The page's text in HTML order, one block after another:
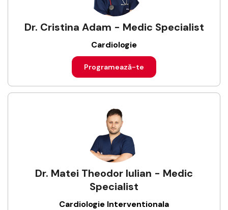
Dr. Cristina Adam - Medic Specialist
Cardiologie
Programează-te
Dr. Matei Theodor Iulian - Medic
Specialist
Cardiologie Interventionala